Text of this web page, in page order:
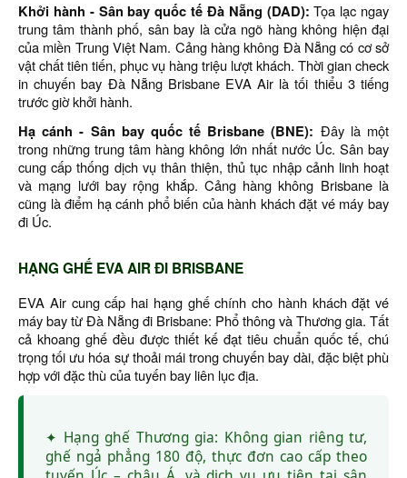
Khởi hành - Sân bay quốc tế Đà Nẵng (DAD): Tọa lạc ngay
trung tâm thành phố, sân bay là cửa ngõ hàng không hiện đại
của miền Trung Việt Nam. Cảng hàng không Đà Nẵng có cơ sở
vật chất tiên tiến, phục vụ hàng triệu lượt khách. Thời gian check
in chuyến bay Đà Nẵng Brisbane EVA Air là tối thiểu 3 tiếng
trước giờ khởi hành.
Hạ cánh - Sân bay quốc tế Brisbane (BNE): Đây là một
trong những trung tâm hàng không lớn nhất nước Úc. Sân bay
cung cấp thống dịch vụ thân thiện, thủ tục nhập cảnh linh hoạt
và mạng lưới bay rộng khắp. Cảng hàng không Brisbane là
cũng là điểm hạ cánh phổ biến của hành khách đặt vé máy bay
đi Úc.
HẠNG GHẾ EVA AIR ĐI BRISBANE
EVA Air cung cấp hai hạng ghế chính cho hành khách đặt vé
máy bay từ Đà Nẵng đi Brisbane: Phổ thông và Thương gia. Tất
cả khoang ghế đều được thiết kế đạt tiêu chuẩn quốc tế, chú
trọng tối ưu hóa sự thoải mái trong chuyến bay dài, đặc biệt phù
hợp với đặc thù của tuyến bay liên lục địa.
✦ Hạng ghế Thương gia: Không gian riêng tư,
ghế ngả phẳng 180 độ, thực đơn cao cấp theo